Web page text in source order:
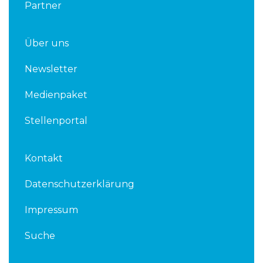
Partner
Über uns
Newsletter
Medienpaket
Stellenportal
Kontakt
Datenschutzerklärung
Impressum
Suche